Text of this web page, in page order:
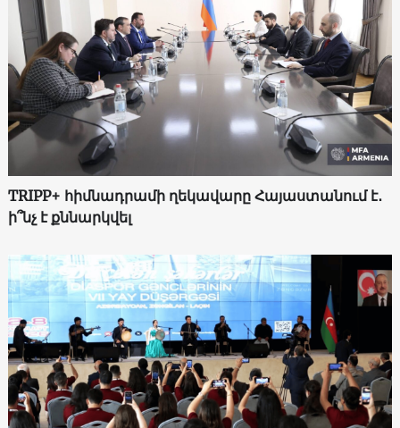
TRIPP+ հիմնադրամի ղեկավարը Հայաստանում է․
ի՞նչ է քննարկվել